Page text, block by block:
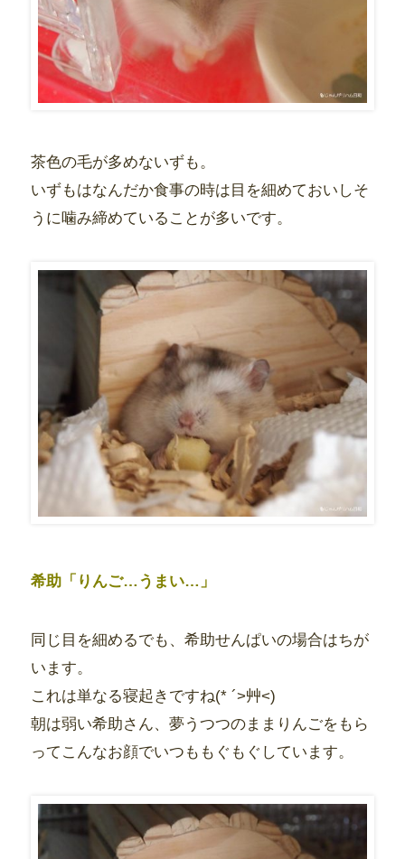
茶色の毛が多めないずも。
いずもはなんだか食事の時は目を細めておいしそ
うに噛み締めていることが多いです。
希助「りんご…うまい…」
同じ目を細めるでも、希助せんぱいの場合はちが
います。
これは単なる寝起きですね(* ´>艸<)
朝は弱い希助さん、夢うつつのままりんごをもら
ってこんなお顔でいつももぐもぐしています。